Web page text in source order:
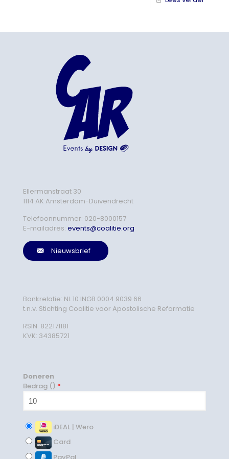
Ellermanstraat 30
1114 AK Amsterdam-Duivendrecht
Telefoonnummer: 020-8000157
E-mailadres: events@coalitie.org
Nieuwsbrief
Bankrelatie: NL 10 INGB 0004 9039 66
t.n.v. Stichting Coalitie voor Apostolische Reformatie
RSIN: 822171181
KVK: 34385721
Doneren
Bedrag () *
iDEAL | Wero
Card